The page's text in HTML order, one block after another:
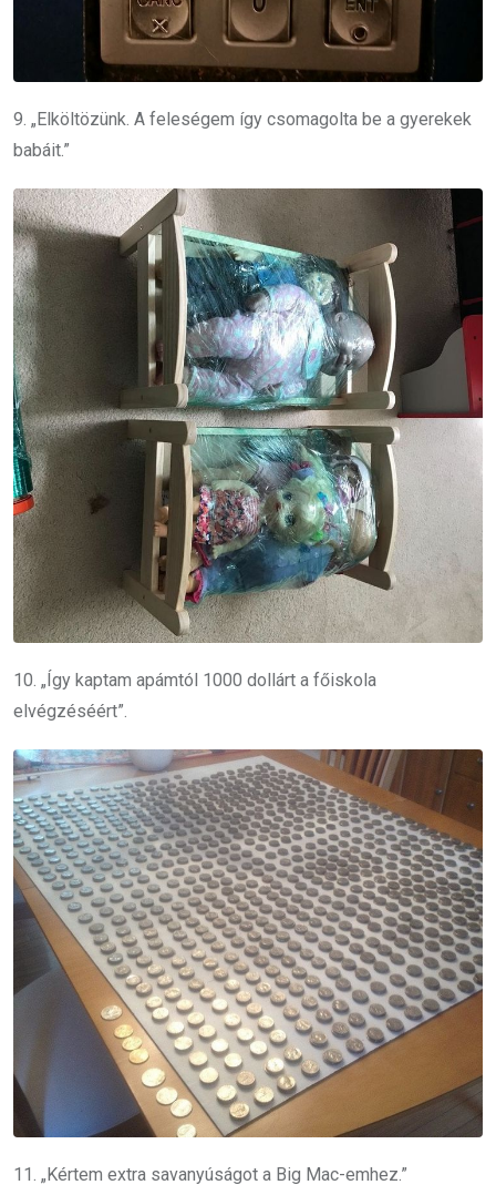
9. „Elköltözünk. A feleségem így csomagolta be a gyerekek
babáit.”
10. „Így kaptam apámtól 1000 dollárt a főiskola
elvégzéséért”.
11. „Kértem extra savanyúságot a Big Mac-emhez.”